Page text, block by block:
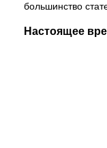
большинство
Настоящее